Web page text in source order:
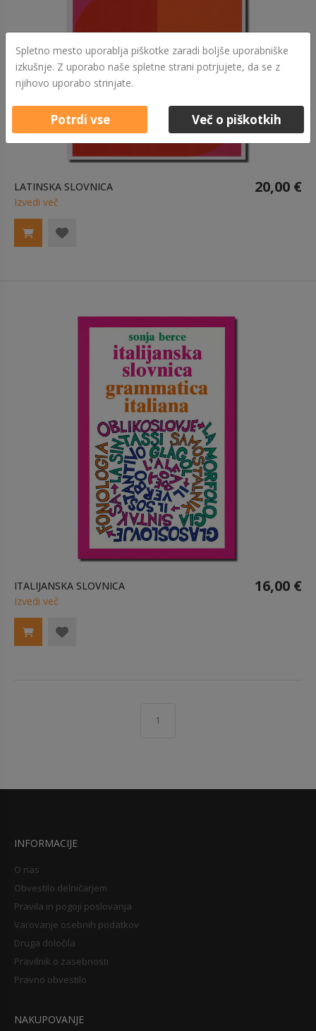
LATINSKA SLOVNICA 20,00 €
Izvedi več
ITALIJANSKA SLOVNICA 16,00 €
Izvedi več
1
INFORMACIJE
O nas
Obvestilo delničarjem
Pravila in pogoji poslovanja
Varovanje osebnih podatkov
Druga določila
Pravilnik o zasebnosti
Pravno obvestilo
NAKUPOVANJE
Spletno mesto uporablja piškotke zaradi boljše uporabniške
izkušnje. Z uporabo naše spletne strani potrjujete, da se z
njihovo uporabo strinjate.
Potrdi vse Več o piškotkih